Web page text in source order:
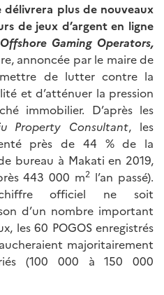
délivrera plus de nouveaux
de jeux d’argent en ligne
Gaming Operators,
annoncée par le maire de
de lutter contre la
et d’atténuer la pression
immobilier. D’après les
Property Consultant, les
près de 44 % de la
bureau à Makati en 2019,
443 000 m2 l’an passé).
officiel ne soit
d’un nombre important
les 60 POGOS enregistrés
majoritairement
(100 000 à 150 000